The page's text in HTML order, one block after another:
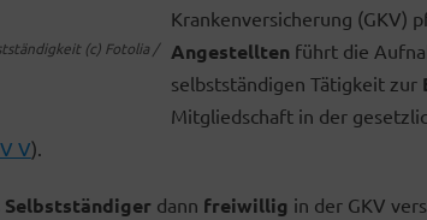
(c) Fotolia /
Krankenversicherung (GKV)
Angestellten führt die
selbstständigen Tätigkeit zur
Mitgliedschaft in der
V).
Selbstständiger dann freiwillig in der GKV